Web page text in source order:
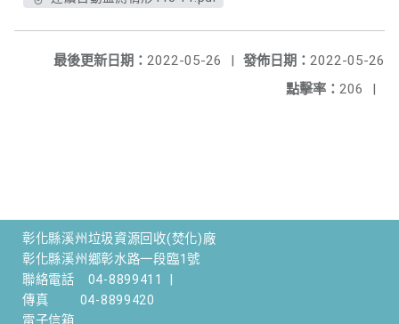
發佈日期： 2022-05-26
最後更新日期： 2022-05-26
|
點擊率： 206 |
彰化縣溪州垃圾資源回收(焚化)廠
彰化縣溪州鄉彰水路一段臨1號
聯絡電話
04-8899411
傳真
04-8899420
電子信箱